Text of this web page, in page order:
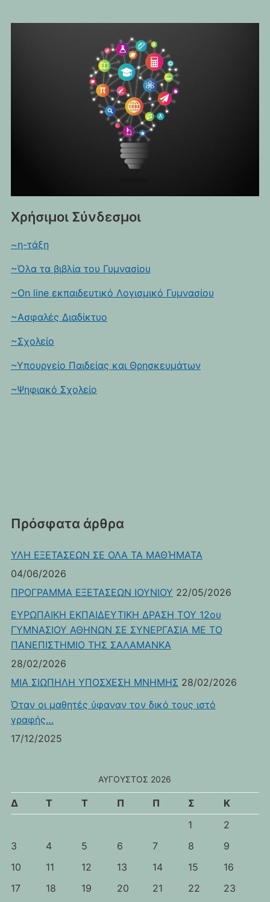
Χρήσιμοι Σύνδεσμοι
~η-τάξη
~Όλα τα βιβλία του Γυμνασίου
~On line εκπαιδευτικό Λογισμικό Γυμνασίου
~Ασφαλές Διαδίκτυο
~Σχολείο
~Υπουργείο Παιδείας και Θρησκευμάτων
~Ψηφιακό Σχολείο
Πρόσφατα άρθρα
ΥΛΗ ΕΞΕΤΑΣΕΩΝ ΣΕ ΟΛΑ ΤΑ ΜΑΘΉΜΑΤΑ
04/06/2026
ΠΡΟΓΡΑΜΜΑ ΕΞΕΤΑΣΕΩΝ ΙΟΥΝΙΟΥ 22/05/2026
ΕΥΡΩΠΑΙΚΗ ΕΚΠΑΙΔΕΥΤΙΚΗ ΔΡΑΣΗ ΤΟΥ 12ου
ΓΥΜΝΑΣΙΟΥ ΑΘΗΝΩΝ ΣΕ ΣΥΝΕΡΓΑΣΙΑ ΜΕ ΤΟ
ΠΑΝΕΠΙΣΤΗΜΙΟ ΤΗΣ ΣΑΛΑΜΑΝΚΑ
28/02/2026
ΜΙΑ ΣΙΩΠΗΛΗ ΥΠΟΣΧΕΣΗ ΜΝΗΜΗΣ 28/02/2026
Όταν οι μαθητές ύφαναν τον δικό τους ιστό
γραφής…
17/12/2025
ΑΎΓΟΥΣΤΟΣ 2026
Δ Τ Τ Π Π Σ
Κ
1
2
3
4 5 6 7 8
9
10
11 12 13 14 15
16
17
18 19 20 21 22
23